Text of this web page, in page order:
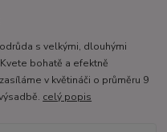
s velkými, dlouhými
bohatě a efektně
v květináči o průměru 9
celý popis